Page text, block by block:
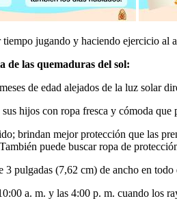
jugando y haciendo ejercicio al
de las quemaduras del so​l:
de edad alejados de la luz solar
hijos con ropa fresca y cómoda
brindan mejor protección que las
puede buscar ropa de
3 pulgadas (7,62 cm) de ancho en
a. m. y las 4:00 p. m. cuando los